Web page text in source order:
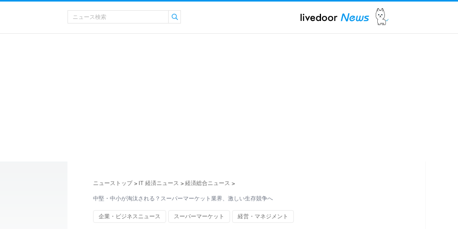
ニューストップ > IT 経済ニュース > 経済総合ニュース >
中堅・中小が淘汰される？スーパーマーケット業界、激しい生存競争へ
企業・ビジネスニュース スーパーマーケット 経営・マネジメント